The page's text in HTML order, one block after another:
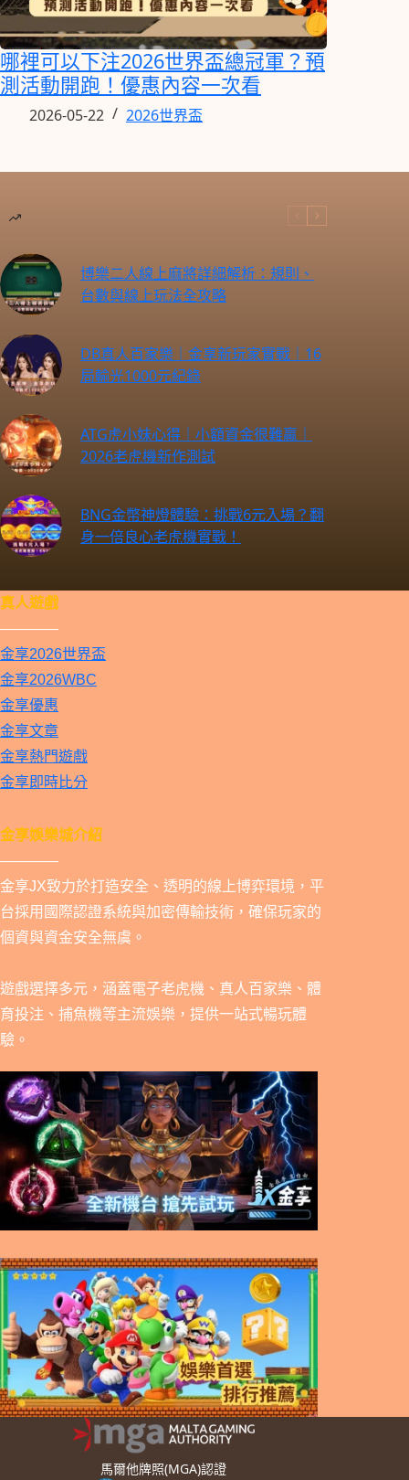
哪裡可以下注2026世界盃總冠軍？預
測活動開跑！優惠內容一次看
2026-05-22 2026世界盃
博樂二人線上麻將詳細解析：規則、
台數與線上玩法全攻略
DB真人百家樂｜金享新玩家實戰｜16
局輸光1000元紀錄
ATG虎小妹心得｜小額資金很難贏｜
2026老虎機新作測試
BNG金幣神燈體驗：挑戰6元入場？翻
身一倍良心老虎機實戰！
真人遊戲
————
金享2026世界盃
金享2026WBC
金享優惠
金享文章
金享熱門遊戲
金享即時比分
金享娛樂城介紹
————
金享JX致力於打造安全、透明的線上博弈環境，平
台採用國際認證系統與加密傳輸技術，確保玩家的
個資與資金安全無虞。
遊戲選擇多元，涵蓋電子老虎機、真人百家樂、體
育投注、捕魚機等主流娛樂，提供一站式暢玩體
驗。
馬爾他牌照(MGA)認證